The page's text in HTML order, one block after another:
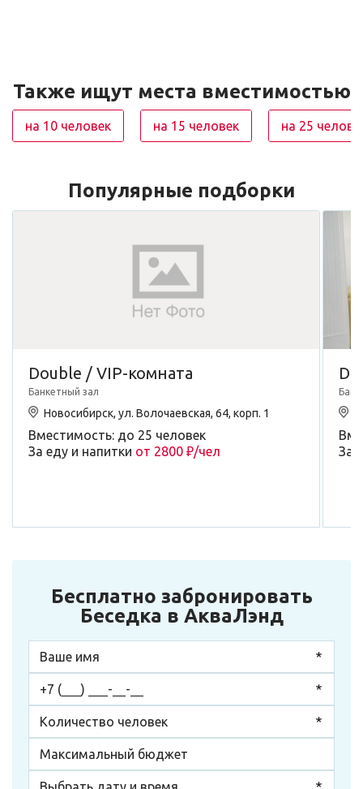
Также ищут места вместимостью
на 10 человек на 15 человек на 25
Популярные подборки
Double / VIP-комната
Банкетный зал
Новосибирск, ул. Волочаевская, 64, корп. 1
Вместимость: до 25 человек
За еду и напитки от 2800 ₽/чел
За
Бесплатно забронировать
Беседка в АкваЛэнд